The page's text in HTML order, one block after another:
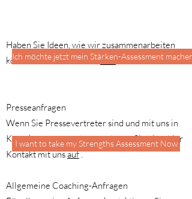
Haben Sie Ideen, wie wir zusammenarbeiten
könnten? Mailen Sie unshier
Presseanfragen
Wenn Sie Pressevertreter sind und mit uns in
Kontakt treten möchten, nehmen Sie bitte hier
Kontakt mit unsauf.
Allgemeine Coaching-Anfragen
Ich möchte jetzt mein Stärken-Assessment machen
I want to take my Strengths Assessment Now